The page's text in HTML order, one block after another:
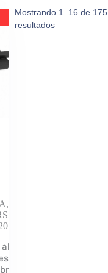
Mostrando 1–16 de 175
resultados
,